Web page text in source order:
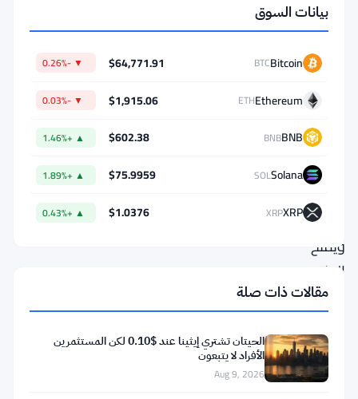
بالدور
الأكبر
يبقي
اليابان
الهامش
ويمنح
الجنيه
الإسترليني
ميزة
هادئة
لكنها
بيانات السوق
Bitcoin
BTC
$64,771.91
▼ -0.26%
Ethereum
ETH
$1,915.06
▼ -0.03%
BNB
BNB
$602.38
▲ +1.46%
Solana
SOL
$75.9959
▲ +1.89%
XRP
XRP
$1.0376
▲ +0.43%
مقالات ذات صلة
الحيتان تشتري إيثينا عند $0.10 لكن المستثمرين
الأفراد لا يتبعون
Aug 9, 2026